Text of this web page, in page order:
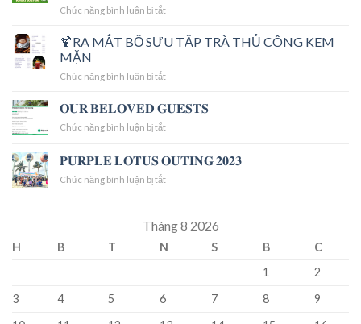
with
Hoodie
HELL
Chức năng bình luận bị tắtở
KHỞI
LỢI
KHAI
GẮN
🌸
🍹RA MẮT BỘ SƯU TẬP TRÀ THỦ CÔNG KEM
MẶN
Chức năng bình luận bị tắtở
RA
MẮT
BỘ
TẬP
THỦ
MẶN
𝐎𝐔𝐑 𝐁𝐄𝐋𝐎𝐕𝐄𝐃 𝐆𝐔𝐄𝐒𝐓𝐒
Chức năng bình luận bị tắtở
𝐆𝐔𝐄𝐒𝐓𝐒
𝐏𝐔𝐑𝐏𝐋𝐄 𝐋𝐎𝐓𝐔𝐒 𝐎𝐔𝐓𝐈𝐍𝐆 𝟐𝟎𝟐𝟑
Chức năng bình luận bị tắtở
𝐎𝐔𝐓𝐈𝐍𝐆
𝟐𝟎𝟐𝟑
Tháng 8 2026
H B T N S B
C
1
2
3
4 5 6 7 8
9